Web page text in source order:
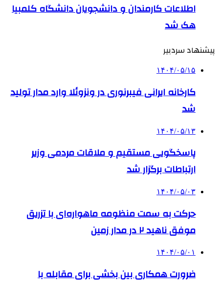
اطلاعات کارمندان و دانشجویان دانشگاه کلمبیا
هک شد
پیشنهاد سردبیر
۱۴۰۴/۰۵/۱۵
کارخانه ایرانی فیبرنوری در ونزوئلا وارد مدار تولید
شد
۱۴۰۴/۰۵/۱۳
پاسخگویی مستقیم و ملاقات مردمی وزیر
ارتباطات برگزار شد
۱۴۰۴/۰۵/۰۳
حرکت به سمت منظومه ماهواره‌ای با تزریق
موفق ناهید ۲ در مدار زمین
۱۴۰۴/۰۵/۰۱
ضرورت همکاری بین بخشی برای مقابله با